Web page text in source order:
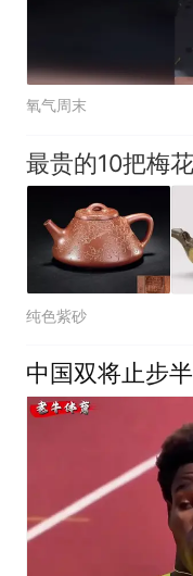
氧气周末
最贵的10把梅
纯色紫砂
中国双将止步